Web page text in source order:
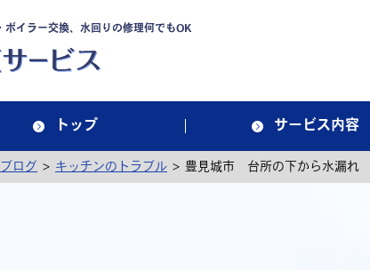
ボイラー交換、水回りの修理何でもOK
トップ サービス内容
ブログ > キッチンのトラブル > 豊見城市 台所の下から水漏れ